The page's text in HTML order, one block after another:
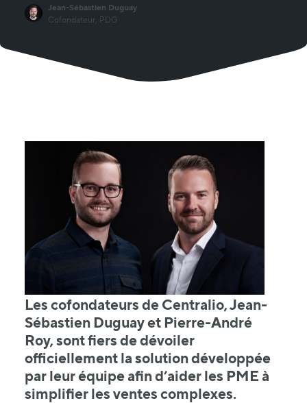
Jean-Sébastien Duguay
Cofondateur, PDG
Les cofondateurs de Centralio,Jean-
Sébastien Duguayet Pierre-André
Roy, sont fiers de dévoiler
officiellement la solution développée
par leur équipe afin d’aider les PME à
simplifier les ventes complexes.